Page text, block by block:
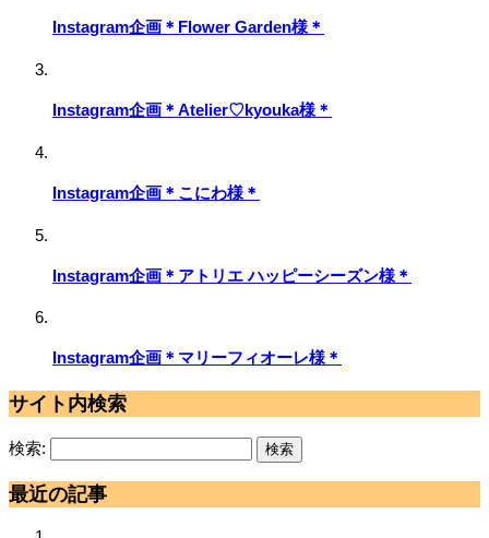
Instagram企画＊Flower Garden様＊
Instagram企画＊Atelier♡kyouka様＊
Instagram企画＊こにわ様＊
Instagram企画＊アトリエ ハッピーシーズン様＊
Instagram企画＊マリーフィオーレ様＊
サイト内検索
検索:
最近の記事